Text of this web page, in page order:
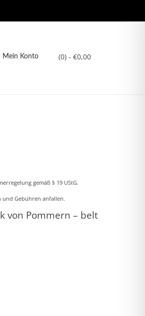
(0) - €0,00
Mein Konto
gemäß § 19 UStG.
und Gebühren anfallen.
von Pommern – belt